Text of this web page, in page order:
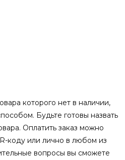
которого нет в наличии,
Будьте готовы назвать
Оплатить заказ можно
коду или лично в любом из
вопросы вы сможете